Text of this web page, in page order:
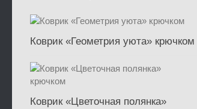
Коврик «Геометрия уюта» крючком
Коврик «Цветочная полянка»